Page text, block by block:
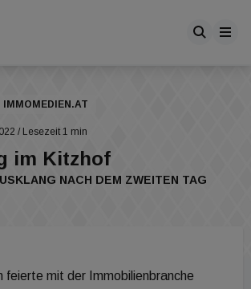
IMMOMEDIEN.AT
/ Lesezeit 1 min
im Kitzhof
NACH DEM ZWEITEN TAG
feierte mit der Immobilienbranche